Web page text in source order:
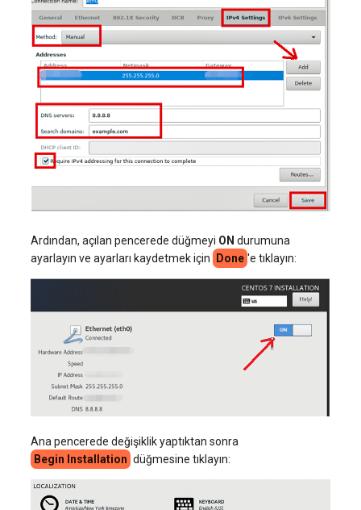
Ardından, açılan pencerede düğmeyi ON durumuna
ayarlayın ve ayarları kaydetmek için
Done 'e tıklayın:
Ana pencerede değişiklik yaptıktan sonra
Begin Installation düğmesine tıklayın: